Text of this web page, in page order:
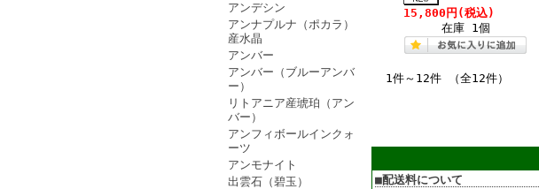
アンデシン
アンナプルナ（ポカラ）
産水晶
アンバー
アンバー（ブルーアンバ
ー）
リトアニア産琥珀（アン
バー）
アンフィボールインクォ
ーツ
アンモナイト
出雲石（碧玉）
15,800円 (税込)
在庫 1個
1件～12件 （全12件）
■配送料について